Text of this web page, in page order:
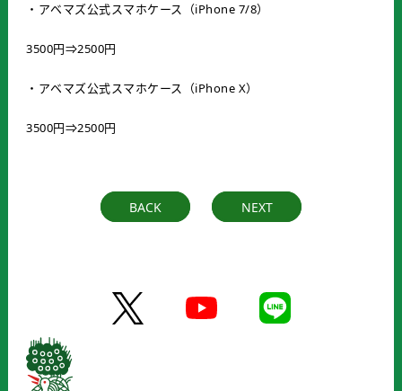
・アベマズ公式スマホケース（iPhone 7/8）
3500円⇒2500円
・アベマズ公式スマホケース（iPhone X）
3500円⇒2500円
BACK NEXT